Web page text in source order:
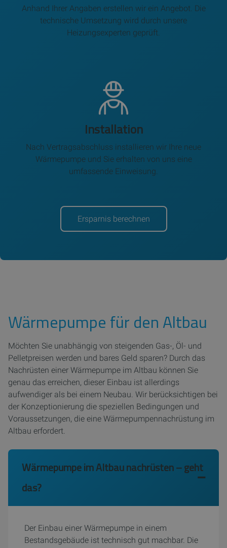
Anhand Ihrer Angaben erstellen wir ein Angebot. Die
technische Umsetzung wird durch unsere
Heizungsexperten geprüft.
Installation
Nach Vertragsabschluss installieren wir Ihre neue
Wärmepumpe und Sie erhalten von uns eine
umfassende Einweisung.
Ersparnis berechnen
Wärmepumpe für den Altbau
Möchten Sie unabhängig von steigenden Gas-, Öl- und
Pelletpreisen werden und bares Geld sparen? Durch das
Nachrüsten einer Wärmepumpe im Altbau können Sie
genau das erreichen, dieser Einbau ist allerdings
aufwendiger als bei einem Neubau. Wir berücksichtigen bei
der Konzeptionierung die speziellen Bedingungen und
Voraussetzungen, die eine Wärmepumpennachrüstung im
Altbau erfordert.
Wärmepumpe im Altbau nachrüsten – geht
das?
Der Einbau einer Wärmepumpe in einem
Bestandsgebäude ist technisch gut machbar. Die